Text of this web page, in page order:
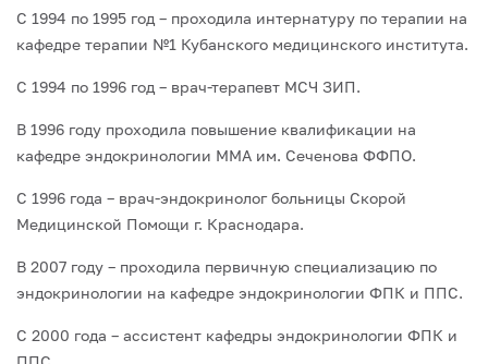
С 1994 по 1995 год – проходила интернатуру по терапии на
кафедре терапии №1 Кубанского медицинского института.
С 1994 по 1996 год – врач-терапевт МСЧ ЗИП.
В 1996 году проходила повышение квалификации на
кафедре эндокринологии ММА им. Сеченова ФФПО.
С 1996 года – врач-эндокринолог больницы Скорой
Медицинской Помощи г. Краснодара.
В 2007 году – проходила первичную специализацию по
эндокринологии на кафедре эндокринологии ФПК и ППС.
С 2000 года – ассистент кафедры эндокринологии ФПК и